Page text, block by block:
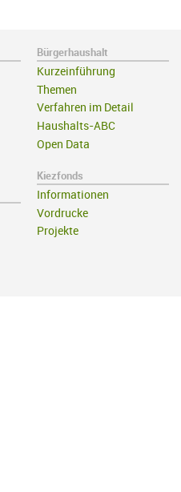
Bürgerhaushalt
Kurzeinführung
Themen
Verfahren im Detail
Haushalts-ABC
Open Data
Kiezfonds
Informationen
Vordrucke
Projekte